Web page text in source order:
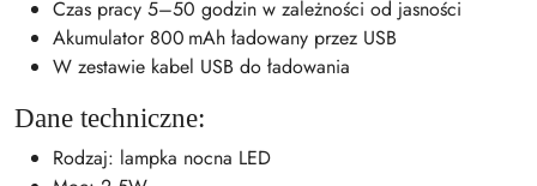
Czas pracy 5–50 godzin w zależności od jasności
Akumulator 800 mAh ładowany przez USB
W zestawie kabel USB do ładowania
Dane techniczne:
Rodzaj: lampka nocna LED